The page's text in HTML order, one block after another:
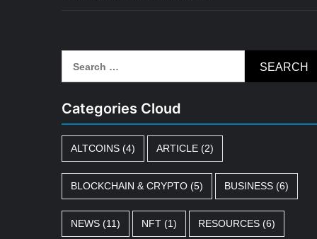
for:
Categories Cloud
ALTCOINS (4) ARTICLE (2)
BLOCKCHAIN & CRYPTO (5) BUSINESS (6)
NEWS (11) NFT (1) RESOURCES (6)